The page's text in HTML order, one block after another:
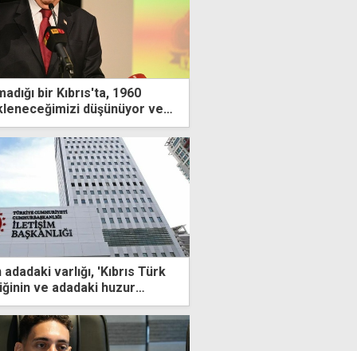
bir Kıbrıs'ta, 1960
düşünüyor ve
varlığı, 'Kıbrıs Türk
ve adadaki huzur